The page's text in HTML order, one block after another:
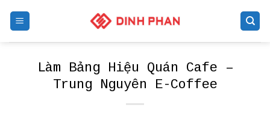
Làm Bảng Hiệu Quán Cafe –
Trung Nguyên E-Coffee